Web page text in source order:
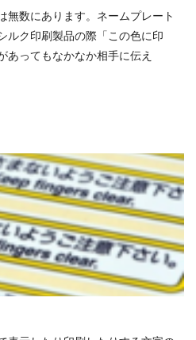
無数にあります。ネームプレート
ルク印刷製品の際「この色に印
あってもなかなか相手に伝え